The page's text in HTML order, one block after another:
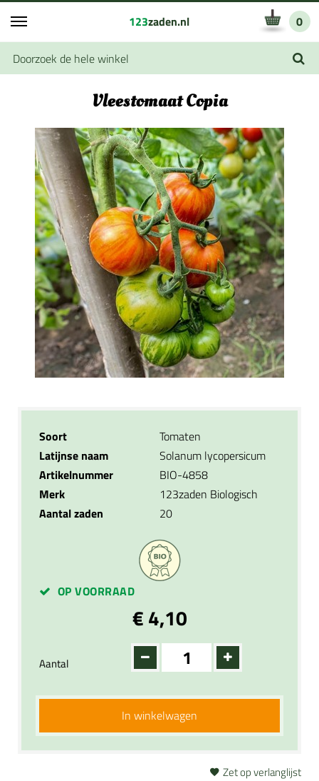
123zaden.nl 0
Vleestomaat Copia
Soort
Tomaten
Latijnse naam
Solanum lycopersicum
Artikelnummer
BIO-4858
Merk
123zaden Biologisch
Aantal zaden
20
OP VOORRAAD
€ 4,10
Aantal
In winkelwagen
Zet op verlanglijst